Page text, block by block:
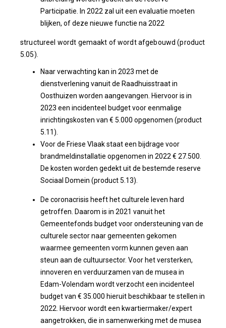
Participatie. In 2022 zal uit een evaluatie moeten
blijken, of deze nieuwe functie na 2022
structureel wordt gemaakt of wordt afgebouwd (product
5.05).
Naar verwachting kan in 2023 met de
dienstverlening vanuit de Raadhuisstraat in
Oosthuizen worden aangevangen. Hiervoor is in
2023 een incidenteel budget voor eenmalige
inrichtingskosten van € 5.000 opgenomen (product
5.11).
Voor de Friese Vlaak staat een bijdrage voor
brandmeldinstallatie opgenomen in 2022 € 27.500.
De kosten worden gedekt uit de bestemde reserve
Sociaal Domein (product 5.13).
De coronacrisis heeft het culturele leven hard
getroffen. Daarom is in 2021 vanuit het
Gemeentefonds budget voor ondersteuning van de
culturele sector naar gemeenten gekomen
waarmee gemeenten vorm kunnen geven aan
steun aan de cultuursector. Voor het versterken,
innoveren en verduurzamen van de musea in
Edam-Volendam wordt verzocht een incidenteel
budget van € 35.000 hieruit beschikbaar te stellen in
2022. Hiervoor wordt een kwartiermaker/expert
aangetrokken, die in samenwerking met de musea